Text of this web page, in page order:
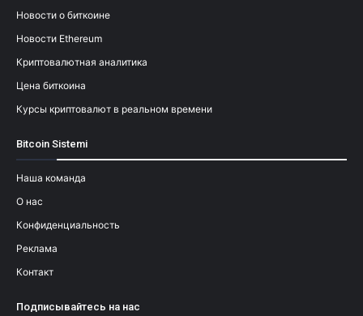
Новости о биткоине
Новости Ethereum
Криптовалютная аналитика
Цена биткоина
Курсы криптовалют в реальном времени
Bitcoin Sistemi
Наша команда
О нас
Конфиденциальность
Реклама
Контакт
Подписывайтесь на нас